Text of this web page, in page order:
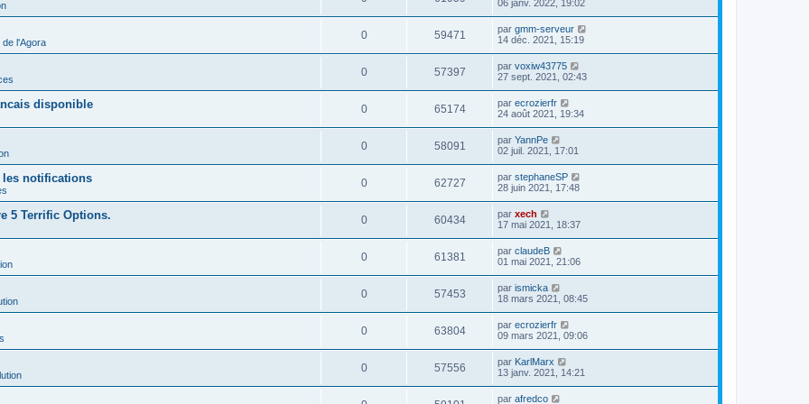
06 janv. 2022, 19:02
l'Agora
0 59471 par gmm-serveur
14 déc. 2021, 15:19
0 57397 par voxiw43775
27 sept. 2021, 02:43
disponible 0 65174 par ecrozierfr
24 août 2021, 19:34
0 58091 par YannPe
02 juil. 2021, 17:01
les notifications 0 62727 par stephaneSP
28 juin 2021, 17:48
5 Terrific Options. 0 60434 par xech
17 mai 2021, 18:37
0 61381 par claudeB
01 mai 2021, 21:06
0 57453 par ismicka
18 mars 2021, 08:45
0 63804 par ecrozierfr
09 mars 2021, 09:06
0 57556 par KarlMarx
13 janv. 2021, 14:21
par afredco